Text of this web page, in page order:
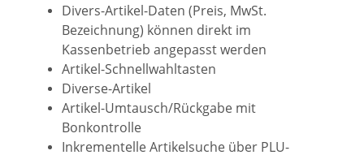
Divers-Artikel-Daten (Preis, MwSt.
Bezeichnung) können direkt im
Kassenbetrieb angepasst werden
Artikel-Schnellwahltasten
Diverse-Artikel
Artikel-Umtausch/Rückgabe mit
Bonkontrolle
Inkrementelle Artikelsuche über PLU-